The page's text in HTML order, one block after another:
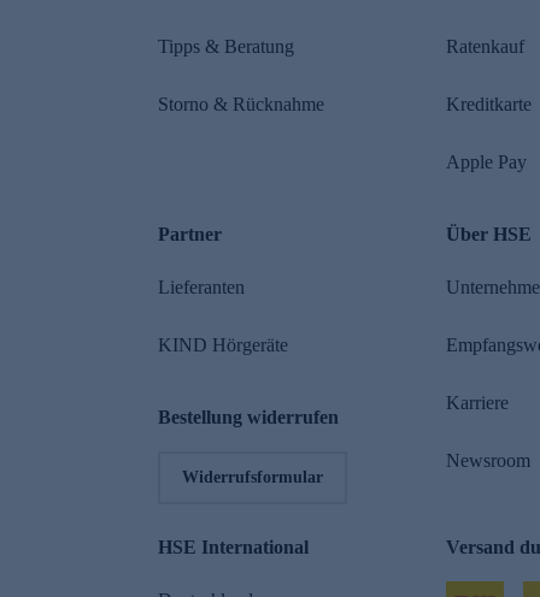
Tipps & Beratung
Storno & Rücknahme
Ratenkauf
Kreditkarte
Apple Pay
Partner
Lieferanten
KIND Hörgeräte
Bestellung widerrufen
Widerrufsformular
Über HSE
Karriere
Newsroom
HSE International Versand